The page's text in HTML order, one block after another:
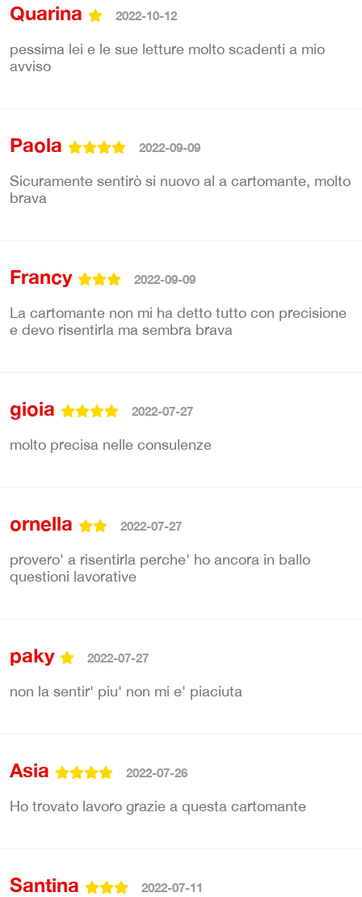
Quarina 2022-10-12
pessima lei e le sue letture molto scadenti a mio
avviso
Paola 2022-09-09
Sicuramente sentirò si nuovo al a cartomante, molto
brava
Francy 2022-09-09
La cartomante non mi ha detto tutto con precisione
e devo risentirla ma sembra brava
gioia 2022-07-27
molto precisa nelle consulenze
ornella 2022-07-27
provero' a risentirla perche' ho ancora in ballo
questioni lavorative
paky 2022-07-27
non la sentir' piu' non mi e' piaciuta
Asia 2022-07-26
Ho trovato lavoro grazie a questa cartomante
Santina 2022-07-11